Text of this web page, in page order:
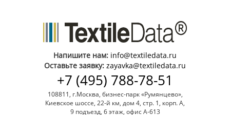
Напишите нам: info@textiledata.ru
Оставьте заявку: zayavka@textiledata.ru
+7 (495) 788-78-51
108811, г.Москва, бизнес-парк «Румянцево»,
Киевское шоссе, 22-й км, дом 4, стр. 1, корп. А,
9 подъезд, 6 этаж, офис А-613